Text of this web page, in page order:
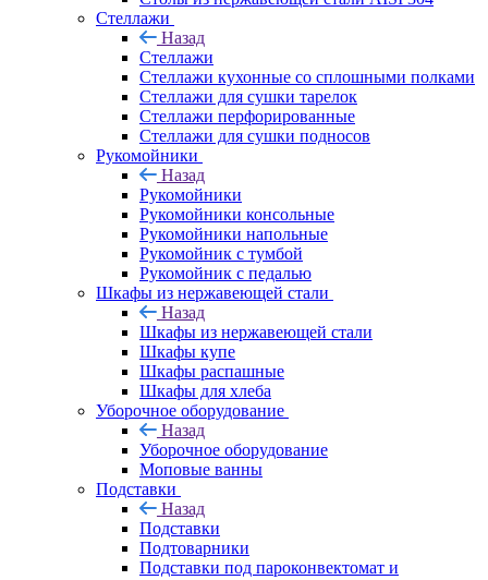
Стеллажи
Назад
Стеллажи
Стеллажи кухонные со сплошными полками
Стеллажи для сушки тарелок
Стеллажи перфорированные
Стеллажи для сушки подносов
Рукомойники
Назад
Рукомойники
Рукомойники консольные
Рукомойники напольные
Рукомойник с тумбой
Рукомойник с педалью
Шкафы из нержавеющей стали
Назад
Шкафы из нержавеющей стали
Шкафы купе
Шкафы распашные
Шкафы для хлеба
Уборочное оборудование
Назад
Уборочное оборудование
Моповые ванны
Подставки
Назад
Подставки
Подтоварники
Подставки под пароконвектомат и